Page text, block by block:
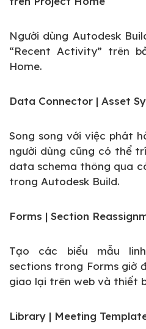
Người dùng Autodesk
“Recent Activity” trên
Home.
Data Connector | Asset
Song song với việc phát
người dùng cũng có thể
data schema thông qua
trong Autodesk Build.
Forms | Section
Tạo các biểu mẫu
sections trong Forms giờ
giao lại trên web và thiết
Library | Meeting